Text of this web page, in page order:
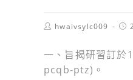
Posthwaivsylc009
一、旨揭研習訂
pcqb-ptz)。